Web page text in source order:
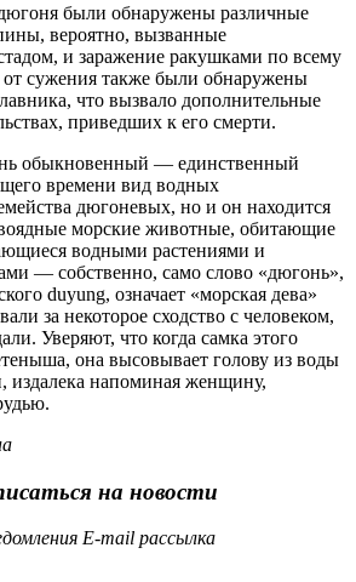
были обнаружены различные
вероятно, вызванные
и заражение ракушками по всему
от сужения также были обнаружены
что вызвало дополнительные
приведших к его смерти.
обыкновенный — единственный
времени вид водных
дюгоневых, но и он находится
морские животные, обитающие
водными растениями и
— собственно, само слово «дюгонь»,
duyung, означает «морская дева»
за некоторое сходство с человеком,
Уверяют, что когда самка этого
она высовывает голову из воды
издалека напоминая женщину,
на новости
E-mail рассылка